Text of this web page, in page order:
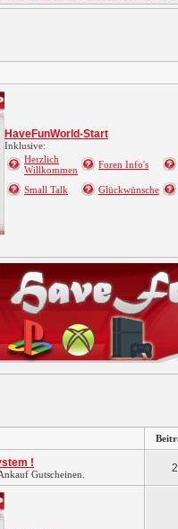
HaveFunWorld-Start
Inklusive:
Herzlich
Willkommen
Foren Info's
Small Talk Glückwünsche
!
Gutscheinen. 2